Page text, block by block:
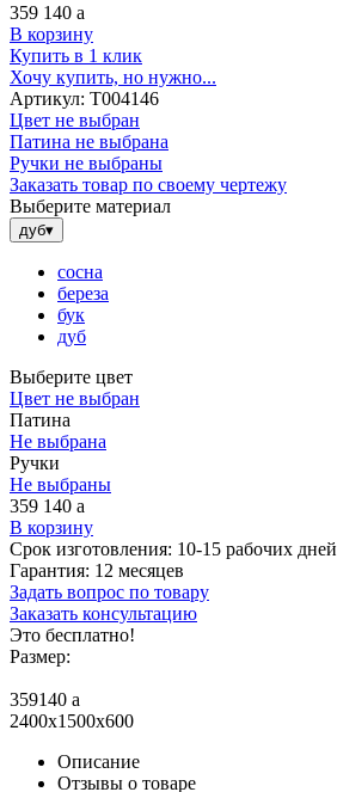
359 140 a
В корзину
Купить в 1 клик
Хочу купить, но нужно...
Артикул: Т004146
Цвет не выбран
Патина не выбрана
Ручки не выбраны
Заказать товар по своему чертежу
Выберите материал
дуб▾
сосна
береза
бук
дуб
Выберите цвет
Цвет не выбран
Патина
Не выбрана
Ручки
Не выбраны
359 140 a
В корзину
Срок изготовления: 10-15 рабочих дней
Гарантия: 12 месяцев
Задать вопрос по товару
Заказать консультацию
Это бесплатно!
Размер:
359140 a
2400x1500x600
Описание
Отзывы о товаре